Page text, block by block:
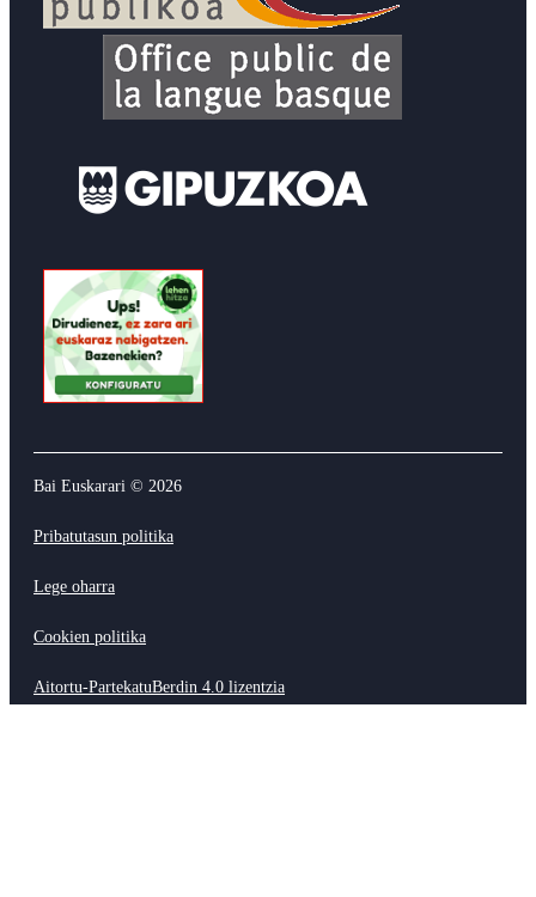
Bai Euskarari © 2026
Pribatutasun politika
Lege oharra
Cookien politika
Aitortu-PartekatuBerdin 4.0 lizentzia